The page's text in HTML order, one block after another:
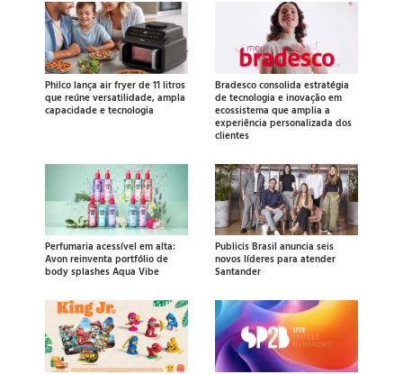
Philco lança air fryer de 11 litros
que reúne versatilidade, ampla
capacidade e tecnologia
Bradesco consolida estratégia
de tecnologia e inovação em
ecossistema que amplia a
experiência personalizada dos
clientes
Perfumaria acessível em alta:
Avon reinventa portfólio de
body splashes Aqua Vibe
Publicis Brasil anuncia seis
novos líderes para atender
Santander